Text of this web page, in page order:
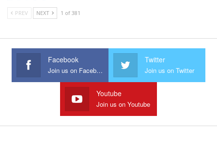
PREV NEXT 1 of 381
Facebook
Join us on Facebook
Twitter
Join us on Twitter
Youtube
Join us on Youtube